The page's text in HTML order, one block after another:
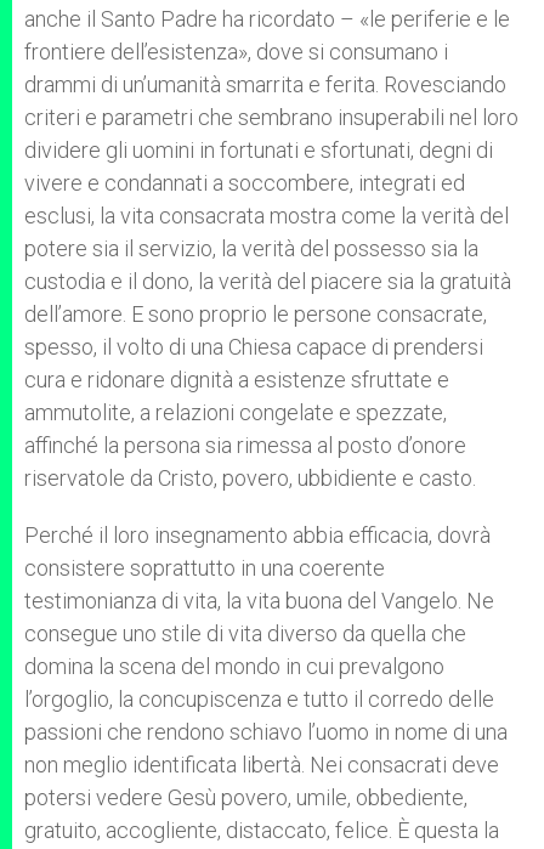
anche il Santo Padre ha ricordato – «le periferie e le
frontiere dell’esistenza», dove si consumano i
drammi di un’umanità smarrita e ferita. Rovesciando
criteri e parametri che sembrano insuperabili nel loro
dividere gli uomini in fortunati e sfortunati, degni di
vivere e condannati a soccombere, integrati ed
esclusi, la vita consacrata mostra come la verità del
potere sia il servizio, la verità del possesso sia la
custodia e il dono, la verità del piacere sia la gratuità
dell’amore. E sono proprio le persone consacrate,
spesso, il volto di una Chiesa capace di prendersi
cura e ridonare dignità a esistenze sfruttate e
ammutolite, a relazioni congelate e spezzate,
affinché la persona sia rimessa al posto d’onore
riservatole da Cristo, povero, ubbidiente e casto.
Perché il loro insegnamento abbia efficacia, dovrà
consistere soprattutto in una coerente
testimonianza di vita, la vita buona del Vangelo. Ne
consegue uno stile di vita diverso da quella che
domina la scena del mondo in cui prevalgono
l’orgoglio, la concupiscenza e tutto il corredo delle
passioni che rendono schiavo l’uomo in nome di una
non meglio identificata libertà. Nei consacrati deve
potersi vedere Gesù povero, umile, obbediente,
gratuito, accogliente, distaccato, felice. È questa la